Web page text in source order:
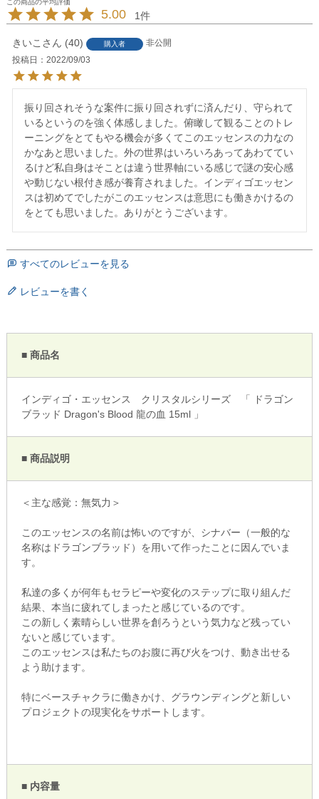
5.00 1
きいこ 40 購入者
非公開
投稿日
2022/09/03
振り回されそうな案件に振り回されずに済んだり、守られて
いるというのを強く体感しました。俯瞰して観ることのトレ
ーニングをとてもやる機会が多くてこのエッセンスの力なの
かなあと思いました。外の世界はいろいろあってあわててい
るけど私自身はそことは違う世界軸にいる感じで謎の安心感
や動じない根付き感が養育されました。インディゴエッセン
スは初めてでしたがこのエッセンスは意思にも働きかけるの
をとても思いました。ありがとうございます。
すべてのレビューを見る
レビューを書く
■ 商品名
インディゴ・エッセンス クリスタルシリーズ 「 ドラゴン
ブラッド Dragon's Blood 龍の血 15ml 」
■ 商品説明
＜主な感覚：無気力＞
このエッセンスの名前は怖いのですが、シナバー（一般的な
名称はドラゴンブラッド）を用いて作ったことに因んでいま
す。
私達の多くが何年もセラピーや変化のステップに取り組んだ
結果、本当に疲れてしまったと感じているのです。
この新しく素晴らしい世界を創ろうという気力など残ってい
ないと感じています。
このエッセンスは私たちのお腹に再び火をつけ、動き出せる
よう助けます。
特にベースチャクラに働きかけ、グラウンディングと新しい
プロジェクトの現実化をサポートします。
■ 内容量